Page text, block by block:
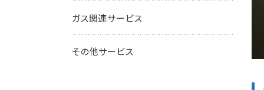
ガス関連サービス
その他サービス